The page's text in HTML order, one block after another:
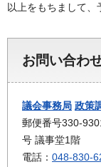
以上をもちまして、
お問い合わ
議会事務局 政策
郵便番号330-
号 議事堂1階
電話： 048-830-